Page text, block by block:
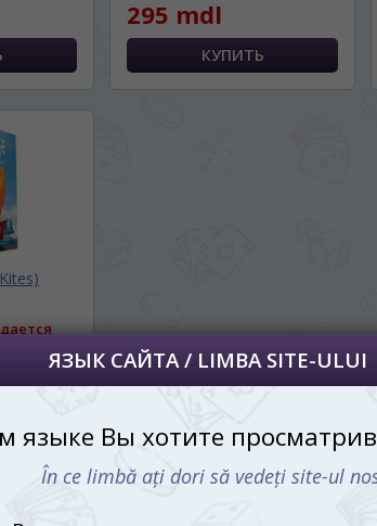
295 mdl
сохраним Ваш выбор языка.
vă vom salva alegerea limbii.
то это можно всегда сделать в
страницы.
oricând să faceți asta în colțul din
paginii.